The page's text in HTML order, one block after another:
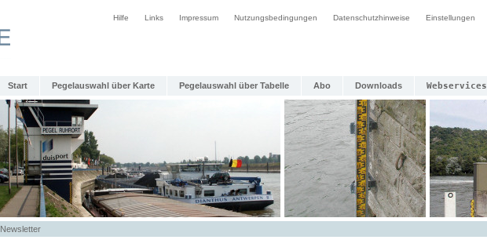
Hilfe Links Impressum Nutzungsbedingungen Datenschutzhinweise Einstellungen
Start Pegelauswahl über Karte Pegelauswahl über Tabelle Abo Downloads Webservices
Newsletter